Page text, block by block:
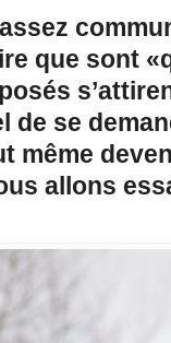
que sont
de se
même
allons